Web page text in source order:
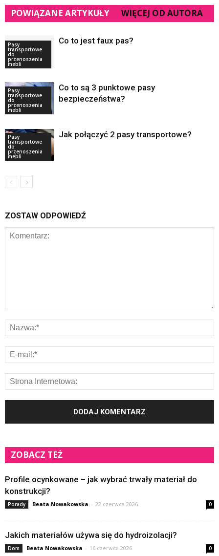
POWIĄZANE ARTYKUŁY WIĘCEJ OD AUTORA
Pasy
transportowe
do
przenoszenia
mebli
Co to jest faux pas?
Pasy
transportowe
do
przenoszenia
mebli
Co to są 3 punktowe pasy
bezpieczeństwa?
Pasy
transportowe
do
przenoszenia
mebli
Jak połączyć 2 pasy transportowe?
ZOSTAW ODPOWIEDŹ
ZOBACZ TEŻ
Profile ocynkowane – jak wybrać trwały materiał do
konstrukcji?
Porady Beata Nowakowska - 22 czerwca 2026 0
Jakich materiałów używa się do hydroizolacji?
Dom Beata Nowakowska - 16 czerwca 2026 0